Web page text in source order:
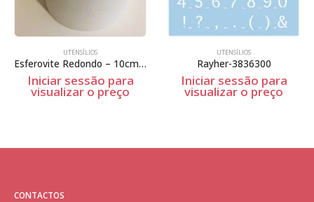
UTENSÍLIOS
Esferovite Redondo – 10cm Espessura
Iniciar sessão para
visualizar o preço
UTENSÍLIOS
Rayher-3836300
Iniciar sessão para
visualizar o preço
CONTACTOS